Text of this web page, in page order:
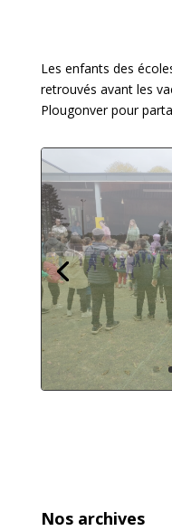
Les enfants des
retrouvés avant les
Plougonver pour
Nos archives